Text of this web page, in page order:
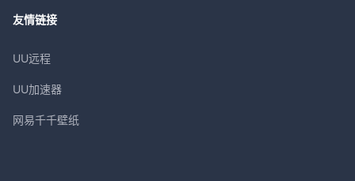
友情链接
UU远程
UU加速器
网易千千壁纸